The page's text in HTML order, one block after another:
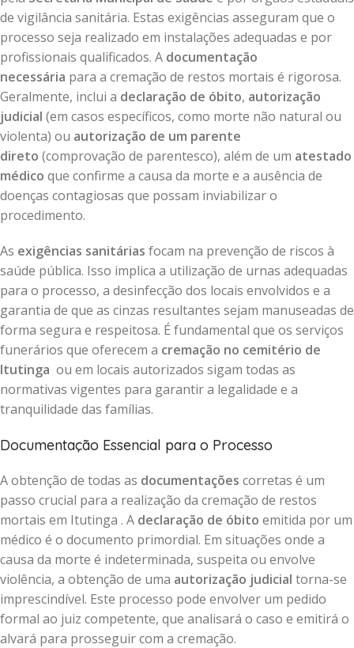
de vigilância sanitária. Estas exigências asseguram que o
processo seja realizado em instalações adequadas e por
profissionais qualificados. A documentação
necessária para a cremação de restos mortais é rigorosa.
Geralmente, inclui a declaração de óbito, autorização
judicial (em casos específicos, como morte não natural ou
violenta) ou autorização de um parente
direto (comprovação de parentesco), além de um atestado
médico que confirme a causa da morte e a ausência de
doenças contagiosas que possam inviabilizar o
procedimento.
As exigências sanitárias focam na prevenção de riscos à
saúde pública. Isso implica a utilização de urnas adequadas
para o processo, a desinfecção dos locais envolvidos e a
garantia de que as cinzas resultantes sejam manuseadas de
forma segura e respeitosa. É fundamental que os serviços
funerários que oferecem a cremação no cemitério de
Itutinga ou em locais autorizados sigam todas as
normativas vigentes para garantir a legalidade e a
tranquilidade das famílias.
Documentação Essencial para o Processo
A obtenção de todas as documentações corretas é um
passo crucial para a realização da cremação de restos
mortais em Itutinga . A declaração de óbito emitida por um
médico é o documento primordial. Em situações onde a
causa da morte é indeterminada, suspeita ou envolve
violência, a obtenção de uma autorização judicial torna-se
imprescindível. Este processo pode envolver um pedido
formal ao juiz competente, que analisará o caso e emitirá o
alvará para prosseguir com a cremação.